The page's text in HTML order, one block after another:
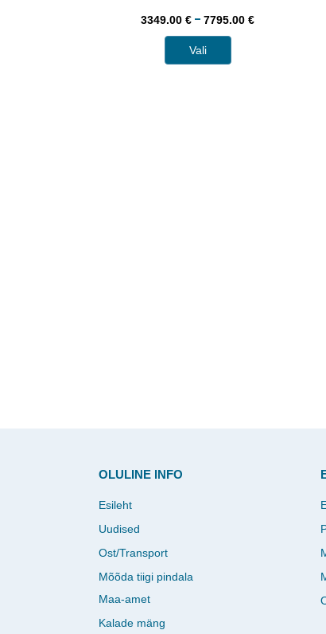
3349.00€ – 7795.00€
Vali
OLULINE INFO
Esileht
Uudised
Ost/Transport
Mõõda tiigi pindala
Maa-amet
Kalade mäng